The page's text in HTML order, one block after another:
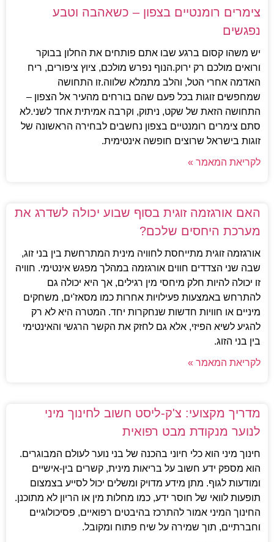
צימרים רומנטיים בצפון – כשאהבה וטבע
נפגשים
יש משהו קסום ברגע שבו אתם פותחים את החלון בבוקר
ורואים מולכם רק ירוק.הנוף נפרש מולכם, ציוץ ציפורים, ריח
האדמה אחרי הטל, והלב מתמלא שלווה.זו התחושה
שמחפשים זוגות בכל פעם שהם בורחים מהעיר אל הצפון –
התחושה הזאת של שקט, ניתוק, וקרבה אמיתית אחד לשני.לא
סתם צימרים רומנטיים בצפון נחשבים לבחירה הראשונה של
זוגות בישראל שרוצים חופשה אינטימית.
לקריאת המאמר »
האם אורגזמה זוגית בסוף שבוע יכולה לשדרג את
מערכת היחסים שלכם?
אורגזמה זוגית מתייחסת לחוויה מינית המתרחשת בין בני זוג,
שבה שני הצדדים חווים אורגזמה במהלך מפגש אינטימי. חוויה
זו יכולה להיות חלק מיחסי מין רגילים, אך היא יכולה גם
להתרחש באמצעות פעילויות אחרות כמו מסאז'ים, משחקים
מיניים או חוויות חדשות שנחקרות יחד. המטרה היא לא רק
להגיע לשיא הפיזי, אלא גם לחזק את הקשר הרגשי והאינטימי
בין בני הזוג.
לקריאת המאמר »
מדריך מקצועי: צ'ק-ליסט חשוב לחינוך מיני
לנוער מנקודת מבט רפואית
חינוך מיני הוא כלי חיוני בהכנה של בני נוער לעולם המבוגרים.
הוא מספק ידע חשוב על בריאות מינית, קשרים בין-אישיים
ומודעות לגוף. מתן מידע מדויק ומשלים יכול לסייע בצמצום
תופעות לוואי של חוסר ידע, כמו מחלות מין או הריון לא מתוכנן.
החינוך המיני אמור להתרכז בהיבטים רפואיים, פסיכולוגיים
וחברתיים, תוך שמירה על שיח פתוח ומקובל.